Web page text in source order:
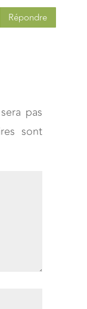
Répondre
pas
sont